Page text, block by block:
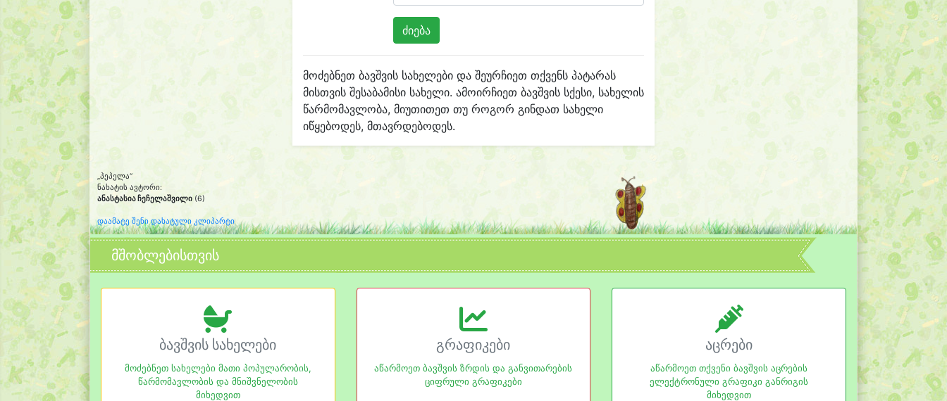
მოძებნეთ ბავშვის სახელები და შეურჩიეთ თქვენს პატარას
მისთვის შესაბამისი სახელი. ამოირჩიეთ ბავშვის სქესი, სახელის
წარმომავლობა, მიუთითეთ თუ როგორ გინდათ სახელი
იწყებოდეს, მთავრდებოდეს.
„პეპელა“
ნახატის ავტორი:
ანასტასია ჩეჩელაშვილი (6)
დაამატე შენი დახატული კლიპარტი
მშობლებისთვის
ბავშვის სახელები
მოძებნეთ სახელები მათი პოპულარობის,
წარმომავლობის და მნიშვნელობის
მიხედვით
გრაფიკები
აწარმოეთ ბავშვის ზრდის და განვითარების
ციფრული გრაფიკები
აცრები
აწარმოეთ თქვენი ბავშვის აცრების
ელექტრონული გრაფიკი განრიგის
მიხედვით